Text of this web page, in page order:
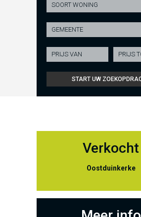
SOORT WONING
GEMEENTE
Verkocht
Oostduinkerke